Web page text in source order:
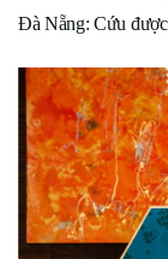
Đà Nẵng: Cứu